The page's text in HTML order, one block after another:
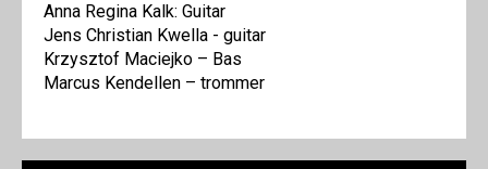
Anna Regina Kalk: Guitar
Jens Christian Kwella - guitar
Krzysztof Maciejko – Bas
Marcus Kendellen – trommer